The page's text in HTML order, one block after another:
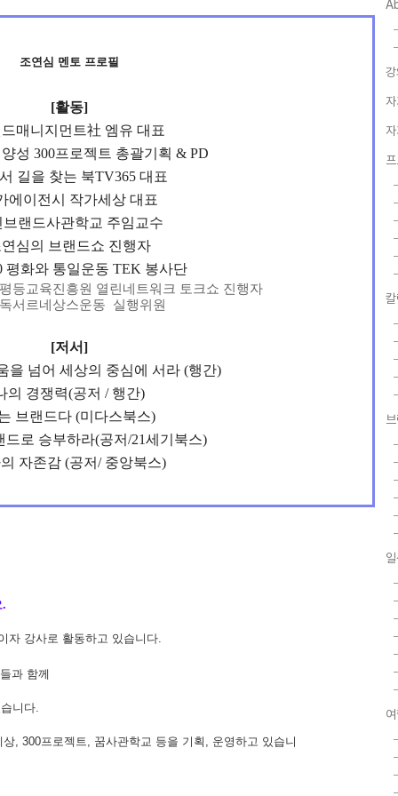
조연심 멘토 프로필
[활동]
매니지먼트社 엠유 대표
성 300프로젝트 총괄기획 & PD
길을 찾는 북TV365 대표
에이전시 작가세상 대표
브랜드사관학교 주임교수
심의 브랜드쇼 진행자
평화와 통일운동 TEK 봉사단
등교육진흥원 열린네트워크 토크쇼 진행자
서르네상스운동 실행위원
[저서]
을 넘어 세상의 중심에 서라 (행간)
의 경쟁력(공저 / 행간)
브랜드다 (미다스북스)
드로 승부하라(공저/21세기북스)
자존감 (공저/ 중앙북스)
.
자 강사로 활동하고 있습니다.
과 함께
니다.
, 300프로젝트, 꿈사관학교 등을 기획, 운영하고 있습니